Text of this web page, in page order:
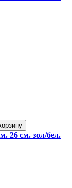
26 см. зол/бел.